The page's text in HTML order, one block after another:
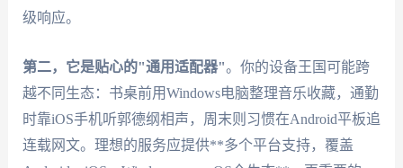
级响应。
第二，它是贴心的"通用适配器"。你的设备王国可能跨
越不同生态：书桌前用Windows电脑整理音乐收藏，通勤
时靠iOS手机听郭德纲相声，周末则习惯在Android平板追
连载网文。理想的服务应提供**多个平台支持，覆盖